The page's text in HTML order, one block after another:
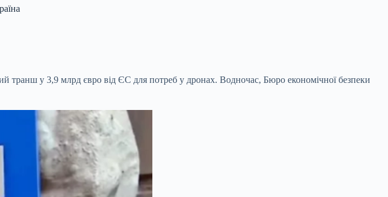
транш у 3,9 млрд євро від ЄС для потреб у дронах. Водночас, Бюро економічної безпеки